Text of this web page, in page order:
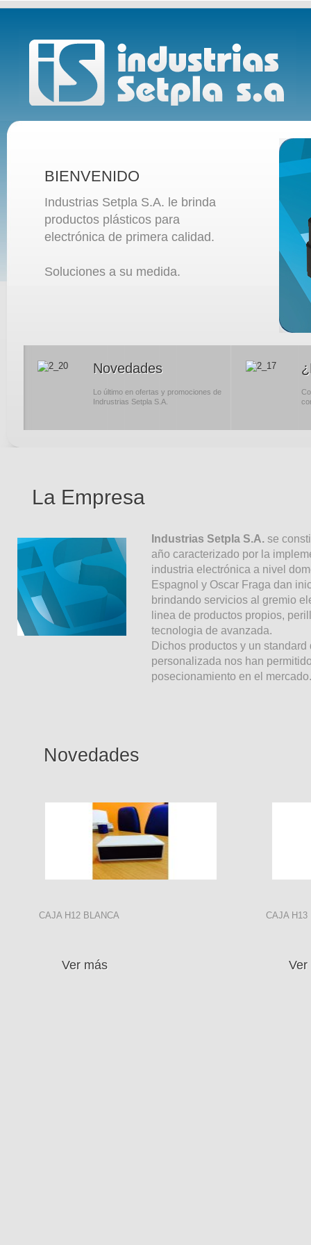
BIENVENIDO
Industrias Setpla S.A. le brinda
productos plásticos para
electrónica de primera calidad.
Soluciones a su medida.
Novedades
Lo último en ofertas y promociones de
Indrustrias Setpla S.A.
La Empresa
Industrias Setpla S.A. se
año caracterizado por la
industria electrónica a nivel
Espagnol y Oscar Fraga dan
brindando servicios al gremio
linea de productos propios,
tecnologia de avanzada.
Dichos productos y un
personalizada nos han
posecionamiento en el mercado.
Novedades
CAJA H12 BLANCA
Ver más
CAJA H13
Ver